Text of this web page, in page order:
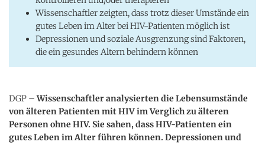
Wissenschaftler zeigten, dass trotz dieser Umstände ein
gutes Leben im Alter bei HIV-Patienten möglich ist
Depressionen und soziale Ausgrenzung sind Faktoren,
die ein gesundes Altern behindern können
DGP –Wissenschaftler analysierten die Lebensumstände
von älteren Patienten mit HIV im Verglich zu älteren
Personen ohne HIV. Sie sahen, dass HIV-Patienten ein
gutes Leben im Alter führen können. Depressionen und